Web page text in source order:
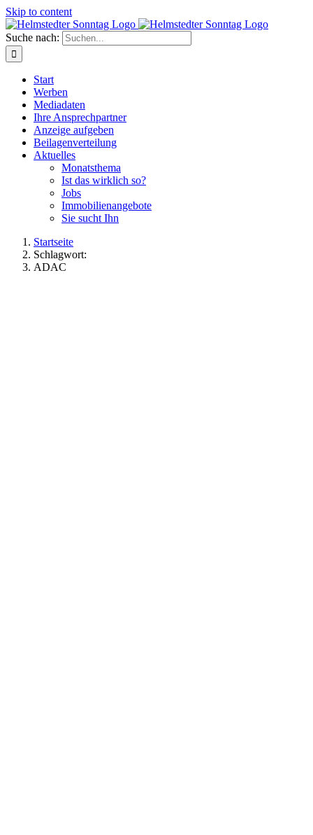
Skip to content
Suche nach:
Start
Werben
Mediadaten
Ihre Ansprechpartner
Anzeige aufgeben
Beilagenverteilung
Aktuelles
Monatsthema
Ist das wirklich so?
Jobs
Immobilienangebote
Sie sucht Ihn
Startseite
Schlagwort:
ADAC